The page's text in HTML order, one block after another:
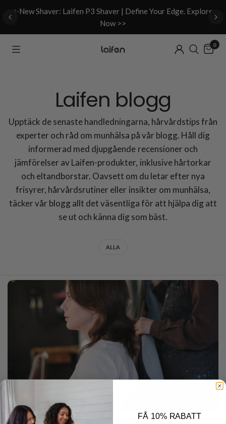
✨New Shaver: Laifen P3 Shaver | Define Your Edge. Explore
Now >>
0
Laifen blogg
Upptäck de senaste handledningarna, hårvårdstips från
experter och råd om munhälsa på vår blogg. Håll dig
informerad med djupgående recensioner och
jämförelser av Laifen-produkter, inklusive hårtorkar
och eltandborstar. Oavsett om du letar efter nya
frisyrer, hårvårdsrutiner eller insikter om munhälsa,
täcker vår blogg allt det väsentliga för att hjälpa dig att
se ut och känna dig som bäst.
ALLA
FÅ 10% RABATT